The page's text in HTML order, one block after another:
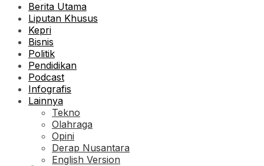
Berita Utama
Liputan Khusus
Kepri
Bisnis
Politik
Pendidikan
Podcast
Infografis
Lainnya
Tekno
Olahraga
Opini
Derap Nusantara
English Version